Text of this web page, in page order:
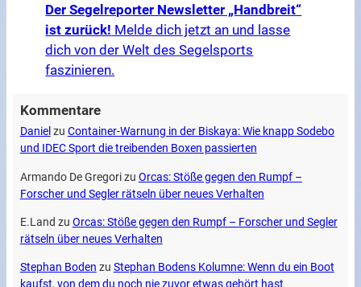
Der Segelreporter Newsletter „Handbreit“
ist zurück! Melde dich jetzt an und lasse
dich von der Welt des Segelsports
faszinieren.
Kommentare
Daniel zu Container-Warnung in der Biskaya: Wie knapp Sodebo
und IDEC Sport die treibenden Boxen passierten
Armando De Gregorizu Orcas: Stöße gegen den Rumpf –
Forscher und Segler rätseln über neues Verhalten
E.Land zu Orcas: Stöße gegen den Rumpf – Forscher und Segler
rätseln über neues Verhalten
Stephan Boden zu Stephan Bodens Kolumne: Wenn du ein Boot